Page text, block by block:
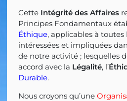
Cette Intégrité des Affaires
Principes Fondamentaux
Éthique, applicables à toutes
intéressées et impliquées
de notre activité ; lesquelles
accord avec la Légalité, l’
Durable.
Nous croyons qu’une